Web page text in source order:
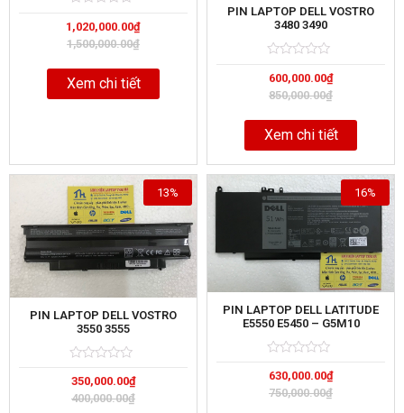
0
out
of
1,500,000.00₫
1,020,000.00₫
Xem chi tiết
PIN LAPTOP DELL VOSTRO
3480 3490
0
out
of
850,000.00₫
600,000.00₫
Xem chi tiết
PIN LAPTOP DELL VOSTRO
3550 3555
0
out
of
400,000.00₫
350,000.00₫
13%
PIN LAPTOP DELL LATITUDE
E5550 E5450 – G5M10
0
out
of
750,000.00₫
630,000.00₫
16%